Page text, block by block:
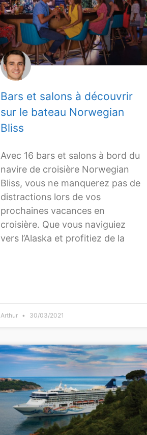
Bars et salons à découvrir
sur le bateau Norwegian
Bliss
Avec 16 bars et salons à bord du
navire de croisière Norwegian
Bliss, vous ne manquerez pas de
distractions lors de vos
prochaines vacances en
croisière. Que vous naviguiez
vers l’Alaska et profitiez de la
Arthur 30/03/2021